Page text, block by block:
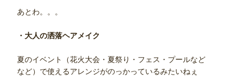
あとわ。。。
・大人の洒落ヘアメイク
夏のイベント（花火大会・夏祭り・フェス・プールなど
など）で使えるアレンジがのっかっているみたいねぇ